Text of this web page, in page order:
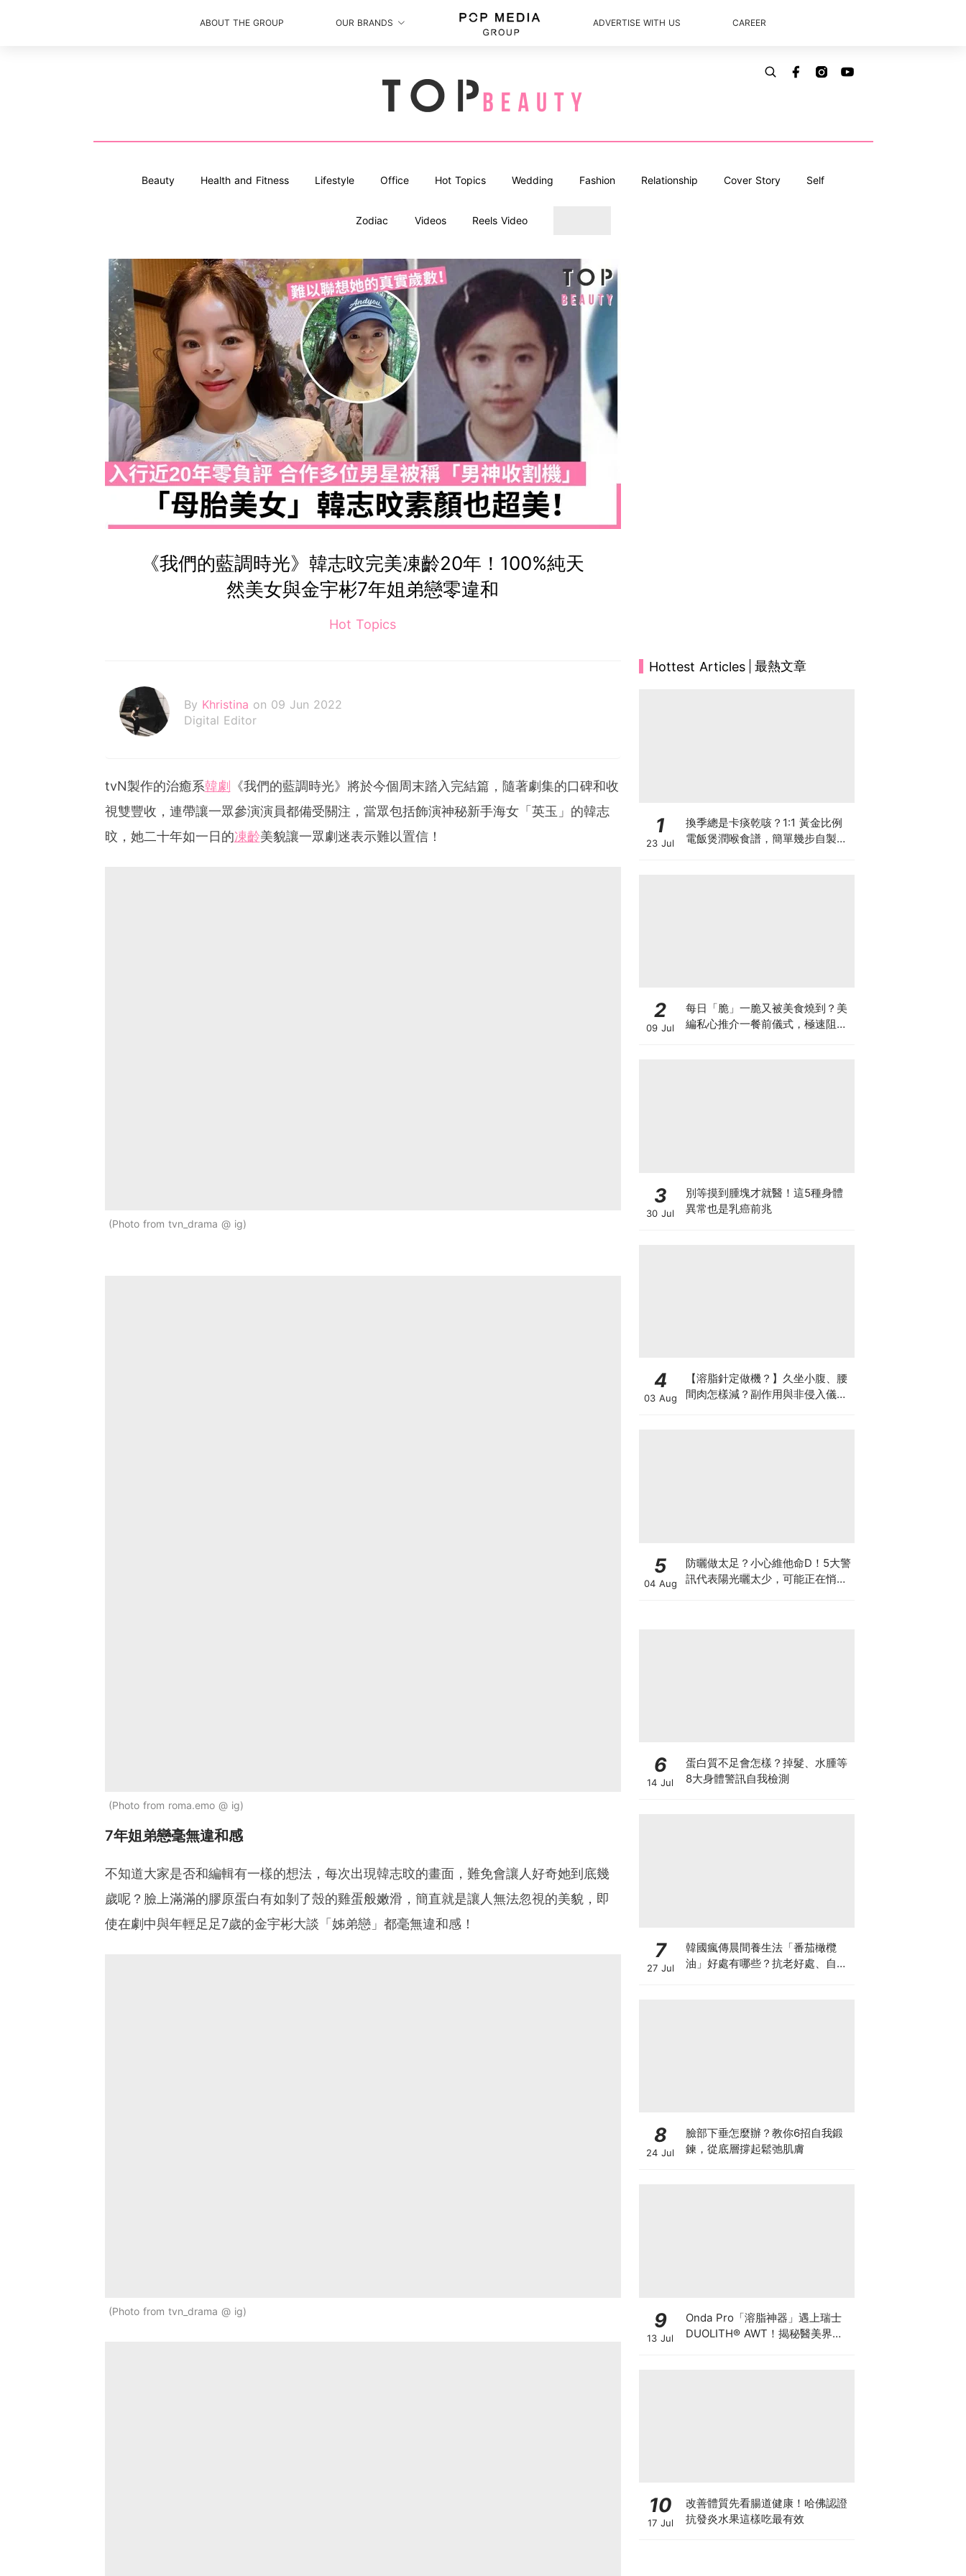
ABOUT THE GROUP OUR BRANDS ADVERTISE WITH US CAREER
Beauty Health and Fitness Lifestyle Office Hot Topics Wedding Fashion Relationship Cover Story Self
Zodiac Videos Reels Video
《我們的藍調時光》韓志旼完美凍齡20年！100%純天
然美女與金宇彬7年姐弟戀零違和
Hot Topics
By Khristina on 09 Jun 2022
Digital Editor
tvN製作的治癒系韓劇
《我們的藍調時光》將於今個周末踏入完結篇，隨著劇集的口碑和收
視雙豐收，連帶讓一眾參演演員都備受關注，當眾包括飾演神秘新手海女「英玉」的韓志
旼，她二十年如一日的凍齡美貌讓一眾劇迷表示難以置信！
Photo from tvn_drama @ ig
Photo from roma.emo @ ig
7年姐弟戀毫無違和感
不知道大家是否和編輯有一樣的想法，每次出現韓志旼的畫面，難免會讓人好奇她到底幾
歲呢？臉上滿滿的膠原蛋白有如剝了殼的雞蛋般嫩滑，簡直就是讓人無法忽視的美貌，即
使在劇中與年輕足足7歲的金宇彬大談「姊弟戀」都毫無違和感！
Photo from tvn_drama @ ig
Hottest Articles 最熱文章
1
23 Jul
換季總是卡痰乾咳？1:1 黃金比例
電飯煲潤喉食譜，簡單幾步自製天
2
09 Jul
每日「脆」一脆又被美食燒到？美
編私心推介一餐前儀式，極速阻碳
3
30 Jul
別等摸到腫塊才就醫！這5種身體
異常也是乳癌前兆
4
03 Aug
【溶脂針定做機？】久坐小腹、腰
間肉怎樣減？副作用與非侵入儀器
5
04 Aug
防曬做太足？小心維他命D！5大警
訊代表陽光曬太少，可能正在悄悄
6
14 Jul
蛋白質不足會怎樣？掉髮、水腫等
8大身體警訊自我檢測
7
27 Jul
韓國瘋傳晨間養生法「番茄橄欖
油」好處有哪些？抗老好處、自製
8
24 Jul
臉部下垂怎麼辦？教你6招自我鍛
鍊，從底層撐起鬆弛肌膚
9
13 Jul
Onda Pro「溶脂神器」遇上瑞士
DUOLITH® AWT！揭秘醫美界悄
10
17 Jul
改善體質先看腸道健康！哈佛認證
抗發炎水果這樣吃最有效